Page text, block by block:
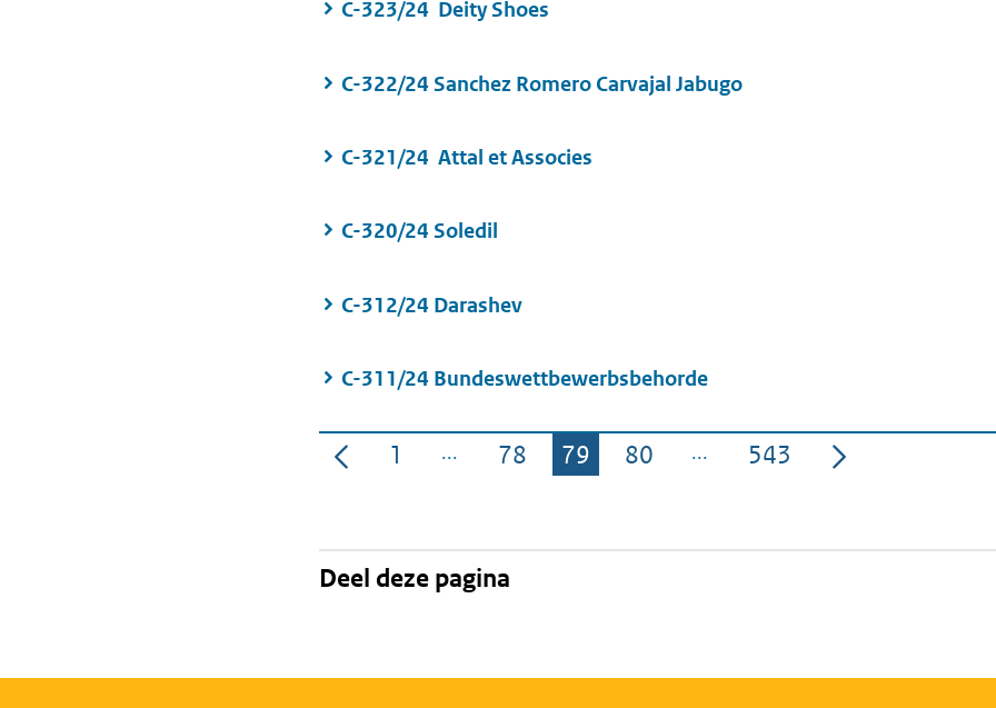
C-323/24 Deity Shoes
C-322/24 Sanchez Romero Carvajal Jabugo
C-321/24 Attal et Associes
C-320/24 Soledil
C-312/24 Darashev
C-311/24 Bundeswettbewerbsbehorde
Pagina
1 Pagina
78 Pagina
79 Pagina
80 Pagina
543
Deel deze pagina